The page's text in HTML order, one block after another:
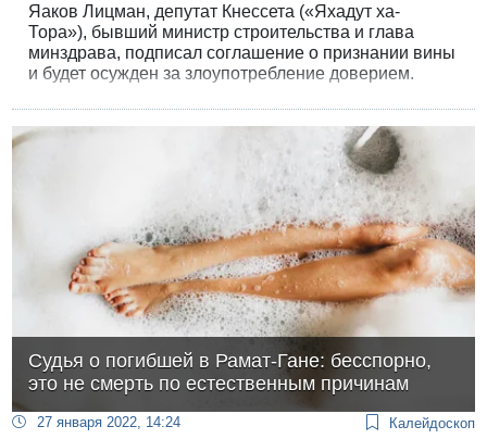
Яаков Лицман, депутат Кнессета («Яхадут ха-
Тора»), бывший министр строительства и глава
минздрава, подписал соглашение о признании вины
и будет осужден за злоупотребление доверием.
Кнессета и выплатит небольшой штраф.
Судья о погибшей в Рамат-Гане: бесспорно,
это не смерть по естественным причинам
27 января 2022, 14:24 Калейдоскоп